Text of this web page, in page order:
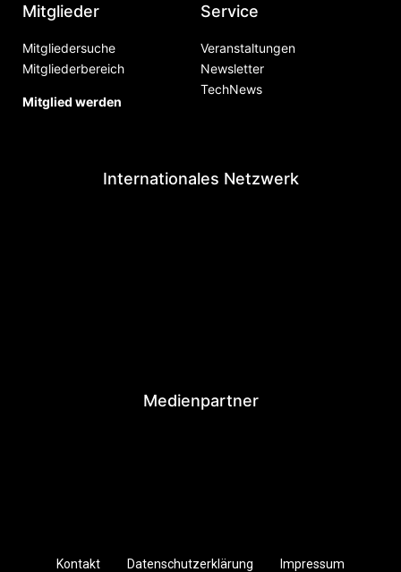
Mitglieder
Mitgliedersuche
Mitgliederbereich
Mitglied werden
Service
Veranstaltungen
Newsletter
TechNews
Internationales Netzwerk
Medienpartner
Kontakt Datenschutzerklärung Impressum